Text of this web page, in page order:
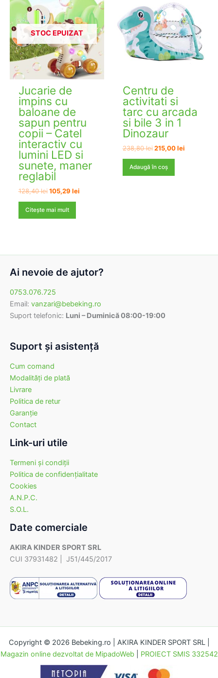
STOC EPUIZAT
Jucarie de
impins cu
baloane de
sapun pentru
copii – Catel
interactiv cu
lumini LED si
sunete, maner
reglabil
128,40lei Prețul
a
105,29 leiPrețul
Citește mai mult
Centru de
activitati si
tarc cu arcada
si bile 3 in 1
Dinozaur
238,80lei Prețul
a
fost:
215,00leiPrețul
Adaugă în coș
Ai nevoie de ajutor?
0753.076.725
Email: vanzari@bebeking.ro
Suport telefonic: Luni – Duminică 08:00-19:00
Suport şi asistenţă
Cum comand
Modalităţi de plată
Livrare
Politica de retur
Garanţie
Contact
Link-uri utile
Termeni şi condiţii
Politica de confidenţialitate
Cookies
A.N.P.C.
S.O.L.
Date comerciale
AKIRA KINDER SPORT SRL
CUI 37931482 | J51/445/2017
Copyright © 2026 Bebeking.ro | AKIRA KINDER SPORT SRL |
Magazin online dezvoltat de MipadoWeb| PROIECT SMIS 332542